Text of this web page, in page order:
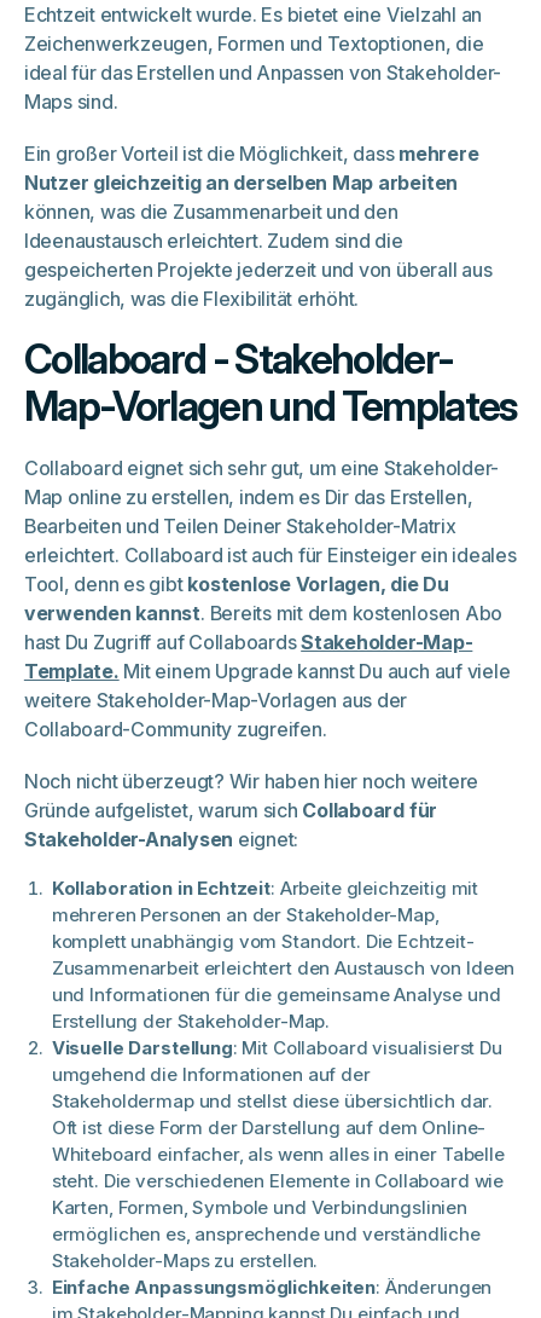
Echtzeit entwickelt wurde. Es bietet eine Vielzahl an
Zeichenwerkzeugen, Formen und Textoptionen, die
ideal für das Erstellen und Anpassen von Stakeholder-
Maps sind.
Ein großer Vorteil ist die Möglichkeit, dassmehrere
Nutzer gleichzeitig an derselben Map arbeiten
können, was die Zusammenarbeit und den
Ideenaustausch erleichtert. Zudem sind die
gespeicherten Projekte jederzeit und von überall aus
zugänglich, was die Flexibilität erhöht.
Collaboard - Stakeholder-
Map-Vorlagen und Templates
Collaboard eignet sich sehr gut, um eine Stakeholder-
Map online zu erstellen, indem es Dir das Erstellen,
Bearbeiten und Teilen Deiner Stakeholder-Matrix
erleichtert. Collaboard ist auch für Einsteiger ein ideales
Tool, denn es gibtkostenlose Vorlagen, die Du
verwenden kannst. Bereits mit dem kostenlosen Abo
hast Du Zugriff auf CollaboardsStakeholder-Map-
Template. Mit einem Upgrade kannst Du auch auf viele
weitere Stakeholder-Map-Vorlagen aus der
Collaboard-Community zugreifen.
Noch nicht überzeugt? Wir haben hier noch weitere
Gründe aufgelistet, warum sich Collaboard für
Stakeholder-Analysen eignet:
Kollaboration in Echtzeit: Arbeite gleichzeitig mit
mehreren Personen an der Stakeholder-Map,
komplett unabhängig vom Standort. Die Echtzeit-
Zusammenarbeit erleichtert den Austausch von Ideen
und Informationen für die gemeinsame Analyse und
Erstellung der Stakeholder-Map.
Visuelle Darstellung: Mit Collaboard visualisierst Du
umgehend die Informationen auf der
Stakeholdermap und stellst diese übersichtlich dar.
Oft ist diese Form der Darstellung auf dem Online-
Whiteboard einfacher, als wenn alles in einer Tabelle
steht. Die verschiedenen Elemente in Collaboard wie
Karten, Formen, Symbole und Verbindungslinien
ermöglichen es, ansprechende und verständliche
Stakeholder-Maps zu erstellen.
Einfache Anpassungsmöglichkeiten: Änderungen